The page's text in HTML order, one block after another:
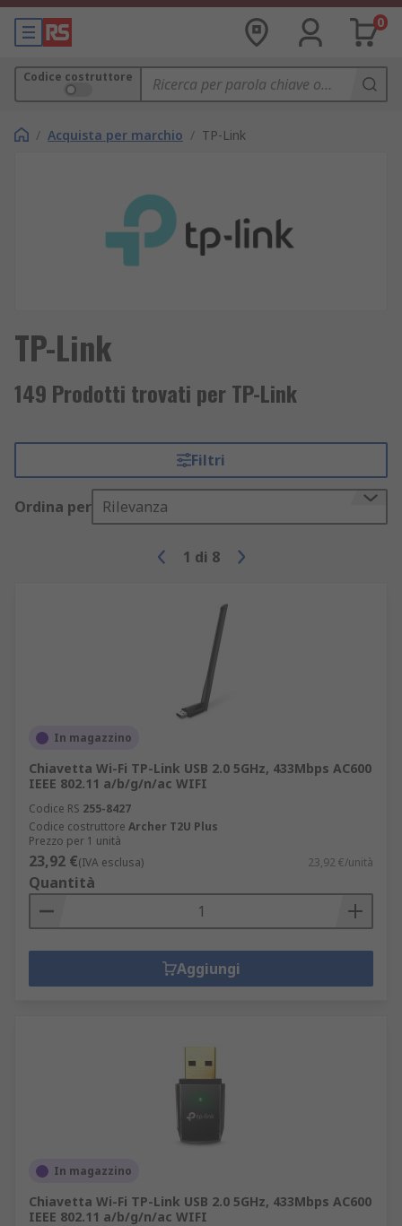
0
Codice costruttore
/ Acquista per marchio / TP-Link
TP-Link
149 Prodotti trovati per TP-Link
Filtri
Ordina per Rilevanza
1 di 8
In magazzino
Chiavetta Wi-Fi TP-Link USB 2.0 5GHz, 433Mbps AC600
IEEE 802.11 a/b/g/n/ac WIFI
Codice RS 255-8427
Codice costruttore Archer T2U Plus
Prezzo per 1 unità
23,92 €(IVA esclusa) 23,92 €/unità
Quantità
Aggiungi
In magazzino
Chiavetta Wi-Fi TP-Link USB 2.0 5GHz, 433Mbps AC600
IEEE 802.11 a/b/g/n/ac WIFI